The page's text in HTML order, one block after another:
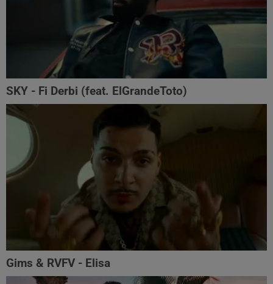
SKY - Fi Derbi (feat. ElGrandeToto)
Gims & RVFV - Elisa